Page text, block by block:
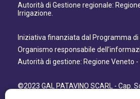
Autorità di Gestione regionale:
Irrigazione.
Iniziativa finanziata dal Programma
Organismo responsabile
Autorità di gestione: Regione Veneto -
©2023 GAL PATAVINO SCARL - Cap.